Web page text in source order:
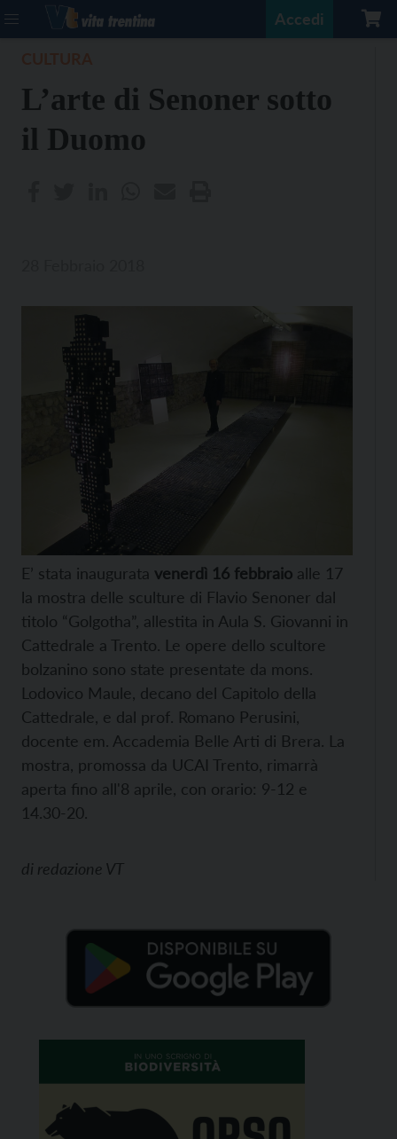
Accedi
L’arte di Senoner sotto
il Duomo
E’ stata inaugurata venerdì 16 febbraio alle 17
la mostra delle sculture di Flavio Senoner dal
titolo “Golgotha”, allestita in Aula S. Giovanni in
Cattedrale a Trento. Le opere dello scultore
bolzanino sono state presentate da mons.
Lodovico Maule, decano del Capitolo della
Cattedrale, e dal prof. Romano Perusini,
docente em. Accademia Belle Arti di Brera. La
mostra, promossa da UCAI Trento, rimarrà
aperta fino all'8 aprile, con orario: 9-12 e
14.30-20.
di redazione VT